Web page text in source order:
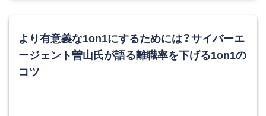
より有意義な1on1にするためには？サイバーエ
ージェント曽山氏が語る離職率を下げる1on1の
コツ